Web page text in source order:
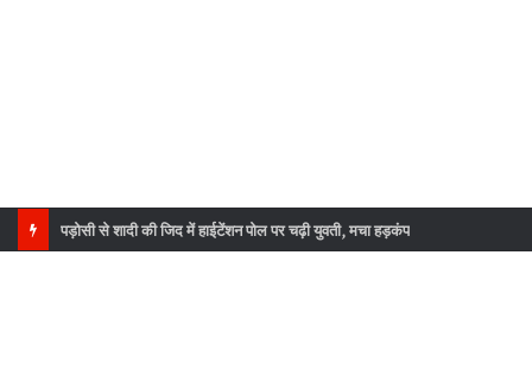
पड़ोसी से शादी की जिद में हाईटेंशन पोल पर चढ़ी युवती, मचा हड़कंप